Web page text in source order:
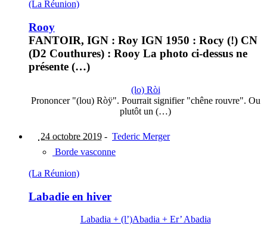
(La Réunion)
Rooy
FANTOIR, IGN : Roy IGN 1950 : Rocy (!) CN
(D2 Couthures) : Rooy La photo ci-dessus ne
présente (…)
(lo) Ròi
Prononcer "(lou) Ròÿ". Pourrait signifier "chêne rouvre". Ou
plutôt un (…)
24 octobre 2019 - Tederic Merger
Borde vasconne
(La Réunion)
Labadie en hiver
Labadia + (l’)Abadia + Er’ Abadia